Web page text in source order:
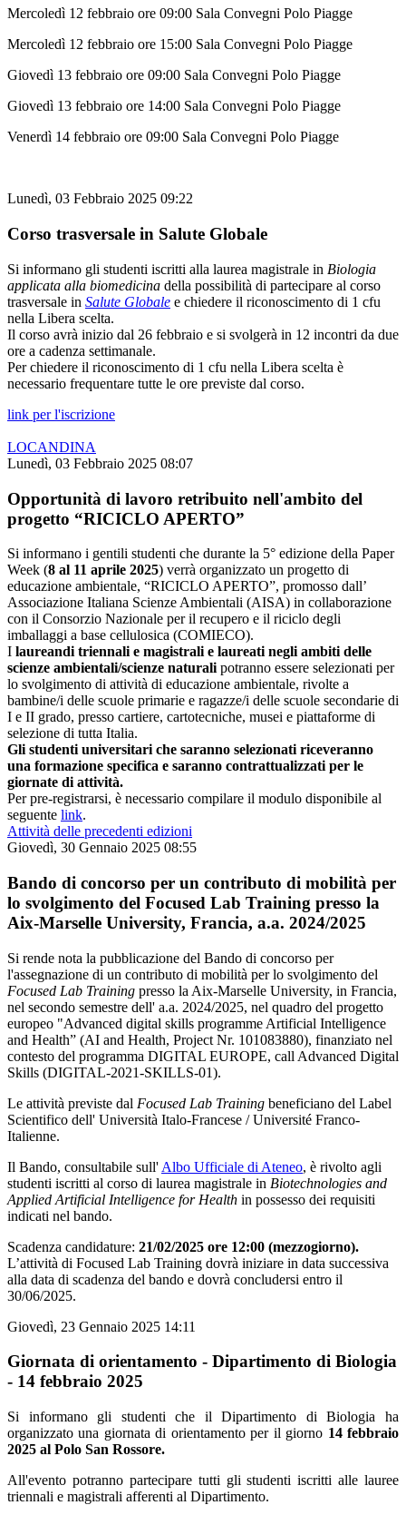
Mercoledì 12 febbraio ore 09:00 Sala Convegni Polo Piagge
Mercoledì 12 febbraio ore 15:00 Sala Convegni Polo Piagge
Giovedì 13 febbraio ore 09:00 Sala Convegni Polo Piagge
Giovedì 13 febbraio ore 14:00 Sala Convegni Polo Piagge
Venerdì 14 febbraio ore 09:00 Sala Convegni Polo Piagge
Lunedì, 03 Febbraio 2025 09:22
Corso trasversale in Salute Globale
Si informano gli studenti iscritti alla laurea magistrale in Biologia
applicata alla biomedicina della possibilità di partecipare al corso
trasversale in Salute Globale e chiedere il riconoscimento di 1 cfu
nella Libera scelta.
Il corso avrà inizio dal 26 febbraio e si svolgerà in 12 incontri da due
ore a cadenza settimanale.
Per chiedere il riconoscimento di 1 cfu nella Libera scelta è
necessario frequentare tutte le ore previste dal corso.
link per l'iscrizione
LOCANDINA
Lunedì, 03 Febbraio 2025 08:07
Opportunità di lavoro retribuito nell'ambito del
progetto “RICICLO APERTO”
Si informano i gentili studenti che durante la 5° edizione della Paper
Week (8 al 11 aprile 2025) verrà organizzato un progetto di
educazione ambientale, “RICICLO APERTO”, promosso dall’
Associazione Italiana Scienze Ambientali (AISA) in collaborazione
con il Consorzio Nazionale per il recupero e il riciclo degli
imballaggi a base cellulosica (COMIECO).
I laureandi triennali e magistrali e laureati negli ambiti delle
scienze ambientali/scienze naturali potranno essere selezionati per
lo svolgimento di attività di educazione ambientale, rivolte a
bambine/i delle scuole primarie e ragazze/i delle scuole secondarie di
I e II grado, presso cartiere, cartotecniche, musei e piattaforme di
selezione di tutta Italia.
Gli studenti universitari che saranno selezionati riceveranno
una formazione specifica e saranno contrattualizzati per le
giornate di attività.
Per pre-registrarsi, è necessario compilare il modulo disponibile al
seguente link.
Attività delle precedenti edizioni
Giovedì, 30 Gennaio 2025 08:55
Bando di concorso per un contributo di mobilità per
lo svolgimento del Focused Lab Training presso la
Aix-Marselle University, Francia, a.a. 2024/2025
Si rende nota la pubblicazione del Bando di concorso per
l'assegnazione di un contributo di mobilità per lo svolgimento del
Focused Lab Training presso la Aix-Marselle University, in Francia,
nel secondo semestre dell' a.a. 2024/2025, nel quadro del progetto
europeo "Advanced digital skills programme Artificial Intelligence
and Health” (AI and Health, Project Nr. 101083880), finanziato nel
contesto del programma DIGITAL EUROPE, call Advanced Digital
Skills (DIGITAL-2021-SKILLS-01).
Le attività previste dal Focused Lab Training beneficiano del Label
Scientifico dell' Università Italo-Francese / Université Franco-
Italienne.
Il Bando, consultabile sull' Albo Ufficiale di Ateneo, è rivolto agli
studenti iscritti al corso di laurea magistrale in Biotechnologies and
Applied Artificial Intelligence for Health in possesso dei requisiti
indicati nel bando.
Scadenza candidature: 21/02/2025 ore 12:00 (mezzogiorno).
L’attività di Focused Lab Training dovrà iniziare in data successiva
alla data di scadenza del bando e dovrà concludersi entro il
30/06/2025.
Giovedì, 23 Gennaio 2025 14:11
Giornata di orientamento - Dipartimento di Biologia
- 14 febbraio 2025
Si informano gli studenti che il Dipartimento di Biologia ha
organizzato una giornata di orientamento per il giorno 14 febbraio
2025 al Polo San Rossore.
All'evento potranno partecipare tutti gli studenti iscritti alle lauree
triennali e magistrali afferenti al Dipartimento.